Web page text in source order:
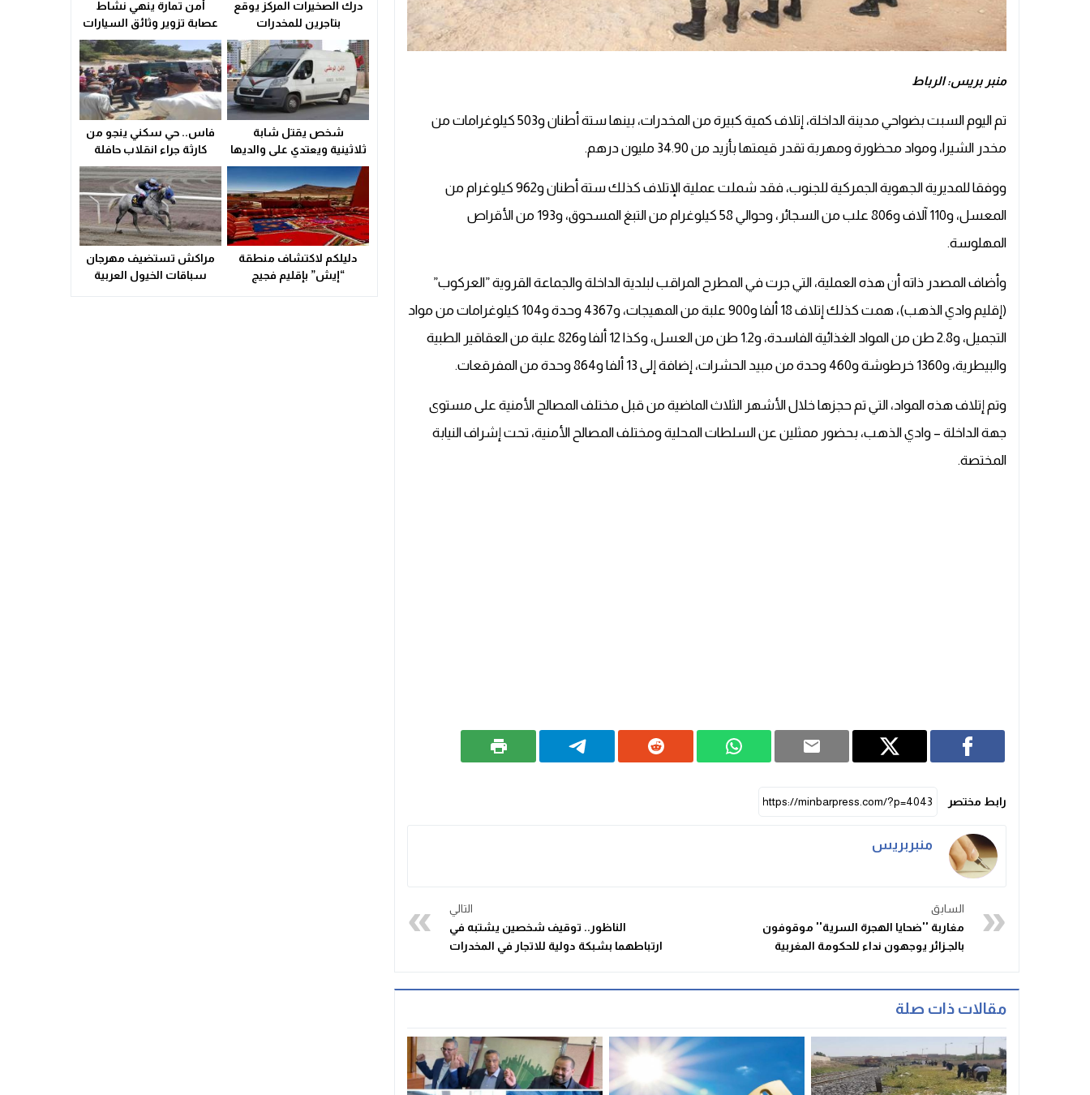
منبر بريس: الرباط
تم اليوم السبت بضواحي مدينة الداخلة، إتلاف كمية كبيرة من المخدرات، بينها ستة أطنان و503 كيلوغرامات من
مخدر الشيرا، ومواد محظورة ومهربة تقدر قيمتها بأزيد من 34.90 مليون درهم.
ووفقا للمديرية الجهوية الجمركية للجنوب، فقد شملت عملية الإتلاف كذلك ستة أطنان و962 كيلوغرام من
المعسل، و110 آلاف و806 علب من السجائر، وحوالي 58 كيلوغرام من التبغ المسحوق، و193 من الأقراص
المهلوسة.
وأضاف المصدر ذاته أن هذه العملية، التي جرت في المطرح المراقب لبلدية الداخلة والجماعة القروية ”العركوب”
(إقليم وادي الذهب)، همت كذلك إتلاف 18 ألفا و900 علبة من المهيجات، و4367 وحدة و104 كيلوغرامات من مواد
التجميل، و2.8 طن من المواد الغذائية الفاسدة، و1.2 طن من العسل، وكذا 12 ألفا و826 علبة من العقاقير الطبية
والبيطرية، و1360 خرطوشة و460 وحدة من مبيد الحشرات، إضافة إلى 13 ألفا و864 وحدة من المفرقعات.
وتم إتلاف هذه المواد، التي تم حجزها خلال الأشهر الثلاث الماضية من قبل مختلف المصالح الأمنية على مستوى
جهة الداخلة – وادي الذهب، بحضور ممثلين عن السلطات المحلية ومختلف المصالح الأمنية، تحت إشراف النيابة
المختصة.
رابط مختصر
منبربريس
السابق
مغاربة ''ضحايا الهجرة السرية'' موقوفون
بالجـزائر يوجهون نداء للحكومة المغربية
التالي
الناظور.. توقيف شخصين يشتبه في
ارتباطهما بشبكة دولية للاتجار في المخدرات
مقالات ذات صلة
21:02 ولاية أمن وجدة تُقرب خدمات بطاقة التعريف الوطنية من سكان
23:31 سوء التدبير و التسيير في القطاع الصحي المحلي يشعل التوتر
درك الصخيرات المركز يوقع
بتاجرين للمخدرات
أمن تمارة ينهي نشاط
عصابة تزوير وثائق السيارات
شخص يقتل شابة
ثلاثينية ويعتدي على والديها
بالسلاح الأبيض
فاس.. حي سكني ينجو من
كارثة جراء انقلاب حافلة
(صور)
دليلكم لاكتشاف منطقة
“إيش” بإقليم فجيج
مراكش تستضيف مهرجان
سباقات الخيول العربية